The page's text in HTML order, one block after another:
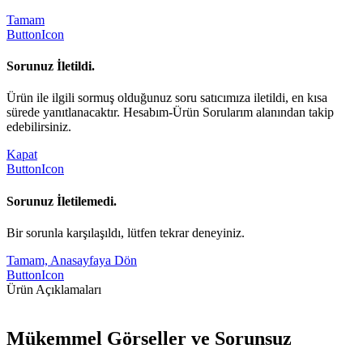
Tamam
ButtonIcon
Sorunuz İletildi.
Ürün ile ilgili sormuş olduğunuz soru satıcımıza iletildi, en kısa
sürede yanıtlanacaktır. Hesabım-Ürün Sorularım alanından takip
edebilirsiniz.
Kapat
ButtonIcon
Sorunuz İletilemedi.
Bir sorunla karşılaşıldı, lütfen tekrar deneyiniz.
Tamam, Anasayfaya Dön
ButtonIcon
Ürün Açıklamaları
Mükemmel Görseller ve Sorunsuz